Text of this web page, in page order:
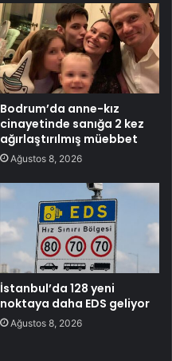
Bodrum’da anne-kız
cinayetinde sanığa 2 kez
ağırlaştırılmış müebbet
Ağustos 8, 2026
İstanbul’da 128 yeni
noktaya daha EDS geliyor
Ağustos 8, 2026